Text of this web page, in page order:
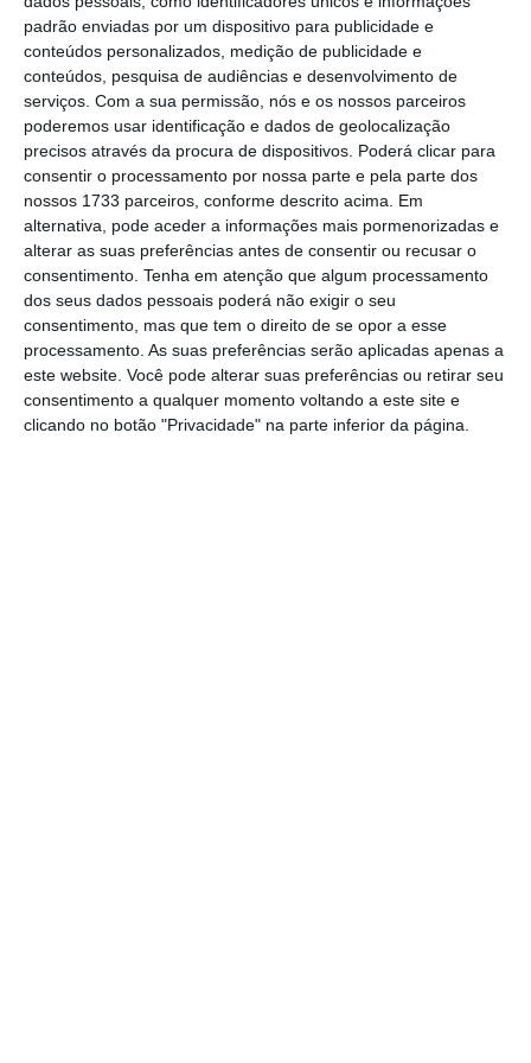
padrão enviadas por um dispositivo para publicidade e
conteúdos personalizados, medição de publicidade e
conteúdos, pesquisa de audiências e desenvolvimento de
serviços. Com a sua permissão, nós e os nossos parceiros
poderemos usar identificação e dados de geolocalização
precisos através da procura de dispositivos. Poderá clicar para
consentir o processamento por nossa parte e pela parte dos
nossos 1733 parceiros, conforme descrito acima. Em
alternativa, pode aceder a informações mais pormenorizadas e
alterar as suas preferências antes de consentir ou recusar o
consentimento. Tenha em atenção que algum processamento
dos seus dados pessoais poderá não exigir o seu
consentimento, mas que tem o direito de se opor a esse
processamento. As suas preferências serão aplicadas apenas a
este website. Você pode alterar suas preferências ou retirar seu
consentimento a qualquer momento voltando a este site e
clicando no botão "Privacidade" na parte inferior da página.
colocam as empresas que estão em Portugal
numa situação dedesvantagem competitiva
em relação à sua concorrência estrangeira”,
salienta Armindo Monteiro, numa nota
enviada às redações.
Provedora envia para o Constitucional travão ao
outsourcing
Ler Mais
Na segunda-feira, a Provedora de Justiça
anunciou que submeteu ao Tribunal